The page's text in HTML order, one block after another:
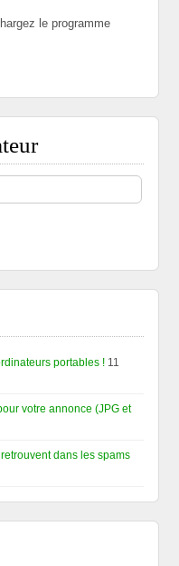
le programme
portables ! 11
votre annonce (JPG et
dans les spams